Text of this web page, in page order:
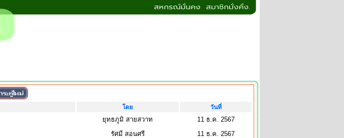
โดย วันที่
ยุทธภูมิ สายสวาท
11 ธ.ค. 2567
รัศมี สอนศรี
11 ธ.ค. 2567